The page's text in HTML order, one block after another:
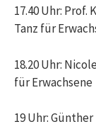
17.40 Uhr:
Tanz für
18.20 Uhr:
für Erwachsene
19 Uhr: